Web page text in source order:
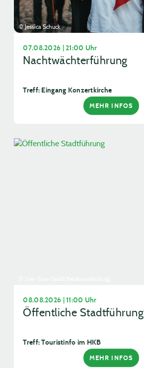
© Jessica Schuck
07.08.2026 | 21:00 Uhr
Nachtwächterführung
Treff: Eingang Konzertkirche
MEHR INFOS
08.08.2026 | 11:00 Uhr
Öffentliche Stadtführung
Treff: Touristinfo im HKB
MEHR INFOS